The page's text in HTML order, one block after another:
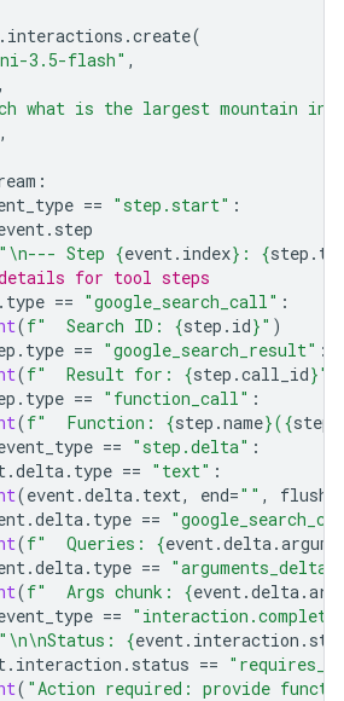
. interactions .create(
3.5-flash" ,
,
what is the largest mountain in
,
:
== "step.start" :
. step
" \n--- Step {event. index} : {step .
details for tool steps
. type == "google_search_call" :
(f"  Search ID: {step . id}" )
. type == "google_search_result" :
(f"  Result for: {step .call_id}"
. type == "function_call" :
(f"  Function: {step .name}({step
== "step.delta" :
.delta. type == "text" :
(event.delta. text, end="" , flush
.delta. type ==
(f"  Queries: {event.delta.
.delta. type == "arguments_delta"
(f"  Args chunk: {event.delta.
==
" \n\nStatus: {event. interaction .
. interaction . status ==
( "Action required: provide